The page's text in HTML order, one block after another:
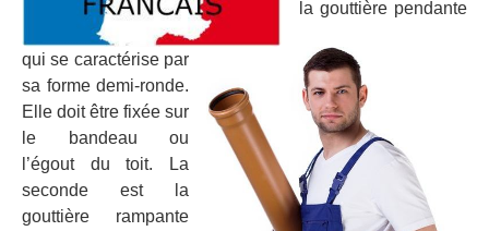
la gouttière pendante
qui se caractérise par
sa forme demi-ronde.
Elle doit être fixée sur
le bandeau ou
l’égout du toit. La
seconde est la
gouttière rampante